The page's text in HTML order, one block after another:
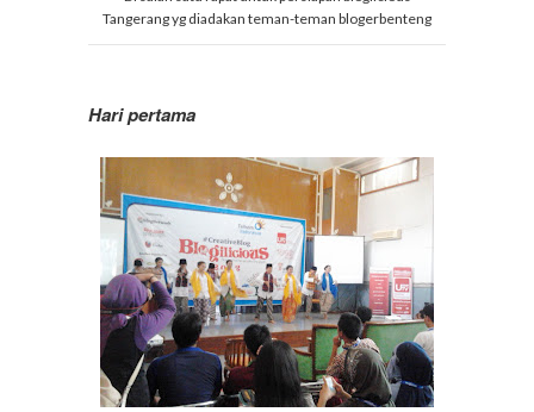
Tangerang yg diadakan teman-teman blogerbenteng
Hari pertama